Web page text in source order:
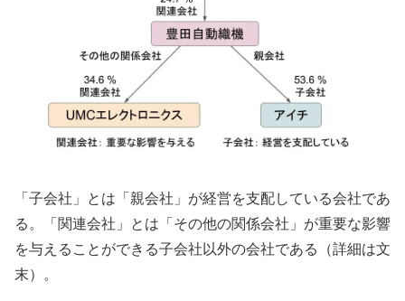
「子会社」とは「親会社」が経営を支配している会社であ
る。「関連会社」とは「その他の関係会社」が重要な影響
を与えることができる子会社以外の会社である（詳細は文
末）。